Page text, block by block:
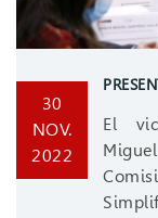
30
NOV.
2022
El